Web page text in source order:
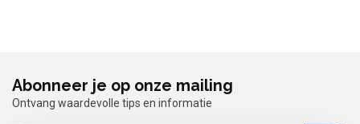
Abonneer je op onze mailing
Ontvang waardevolle tips en informatie